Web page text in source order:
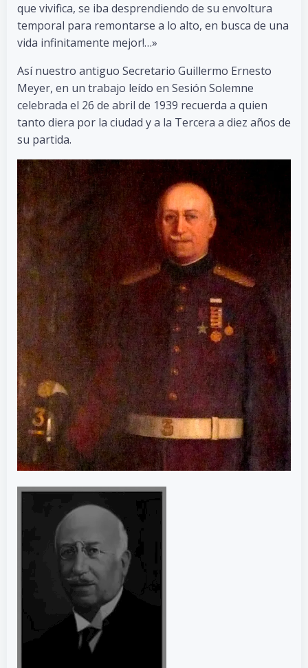
que vivifica, se iba desprendiendo de su envoltura
temporal para remontarse a lo alto, en busca de una
vida infinitamente mejor!…»
Así nuestro antiguo Secretario Guillermo Ernesto
Meyer, en un trabajo leído en Sesión Solemne
celebrada el 26 de abril de 1939 recuerda a quien
tanto diera por la ciudad y a la Tercera a diez años de
su partida.